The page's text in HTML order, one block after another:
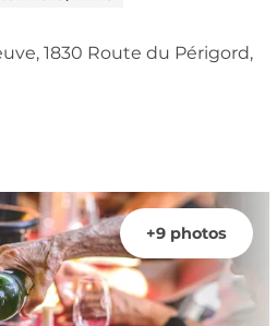
1830 Route du Périgord,
+9 photos